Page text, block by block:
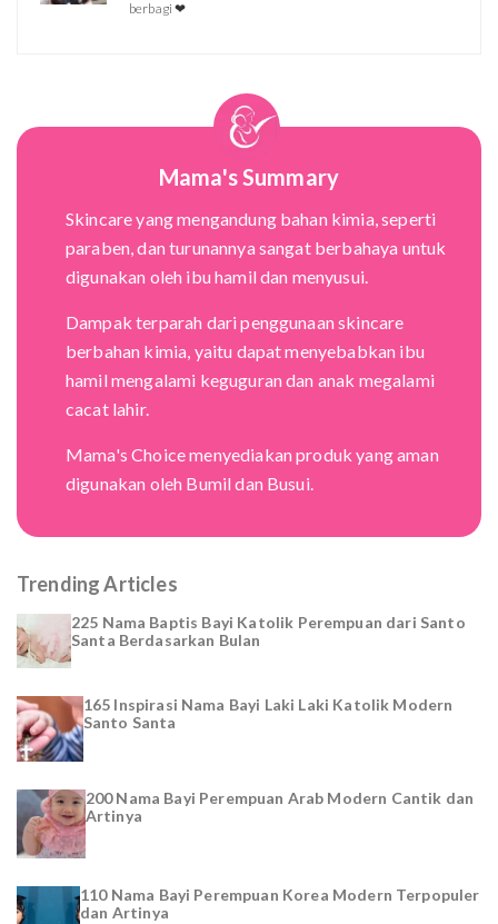
berbagi ❤
Mama's Summary
Skincare yang mengandung bahan kimia, seperti
paraben, dan turunannya sangat berbahaya untuk
digunakan oleh ibu hamil dan menyusui.
Dampak terparah dari penggunaan skincare
berbahan kimia, yaitu dapat menyebabkan ibu
hamil mengalami keguguran dan anak megalami
cacat lahir.
Mama's Choice menyediakan produk yang aman
digunakan oleh Bumil dan Busui.
Trending Articles
225 Nama Baptis Bayi Katolik Perempuan dari Santo
Santa Berdasarkan Bulan
165 Inspirasi Nama Bayi Laki Laki Katolik Modern
Santo Santa
200 Nama Bayi Perempuan Arab Modern Cantik dan
Artinya
110 Nama Bayi Perempuan Korea Modern Terpopuler
dan Artinya